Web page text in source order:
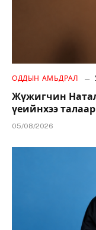
ОДДЫН АМЬДРАЛ
Жүжигчин
үеийнхээ
05/08/2026